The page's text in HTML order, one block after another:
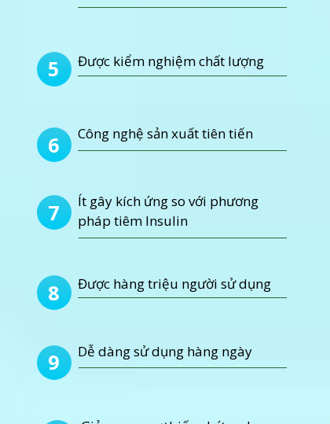
5 Được kiểm nghiệm chất lượng
6 Công nghệ sản xuất tiên tiến
7
Ít gây kích ứng so với phương
pháp tiêm Insulin
8 Được hàng triệu người sử dụng
9 Dễ dàng sử dụng hàng ngày